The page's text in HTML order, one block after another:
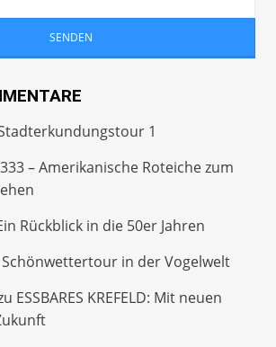
1
– Amerikanische Roteiche zum
Rückblick in die 50er Jahren
Schönwettertour in der Vogelwelt
ESSBARES KREFELD: Mit neuen